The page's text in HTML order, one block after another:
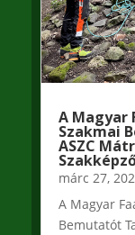
A Magyar
Szakmai
ASZC
márc 27,
A Magyar
Bemutatót